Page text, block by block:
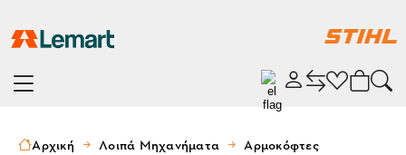
Αρχική Λοιπά Μηχανήματα Αρμοκόφτες